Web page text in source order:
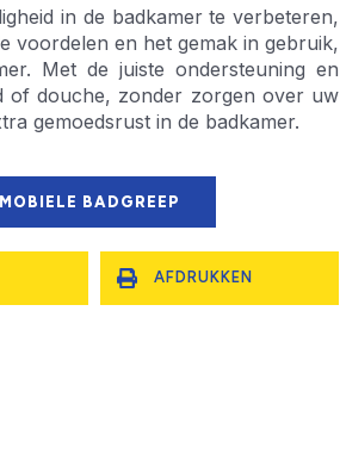
in de badkamer te verbeteren,
voordelen en het gemak in gebruik,
Met de juiste ondersteuning en
of douche, zonder zorgen over uw
gemoedsrust in de badkamer.
BADGREEP
AFDRUKKEN